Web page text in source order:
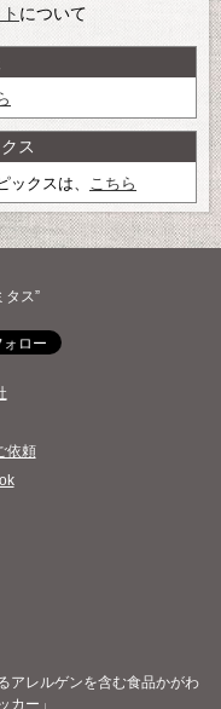
について
ス
クスは、 こちら
タス”
依頼
アレルゲンを含む食品かがわ
カー」